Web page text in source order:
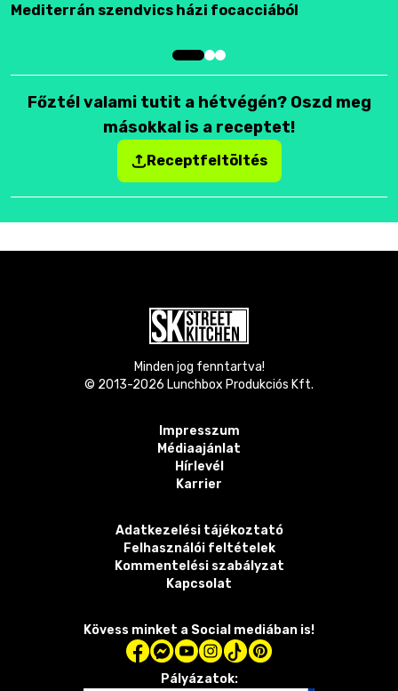
Mediterrán szendvics házi focacciából
Főztél valami tutit a hétvégén? Oszd meg
másokkal is a receptet!
Receptfeltöltés
Minden jog fenntartva!
© 2013-2026 Lunchbox Produkciós Kft.
Impresszum
Médiaajánlat
Hírlevél
Karrier
Adatkezelési tájékoztató
Felhasználói feltételek
Kommentelési szabályzat
Kapcsolat
Kövess minket a Social mediában is!
Pályázatok: